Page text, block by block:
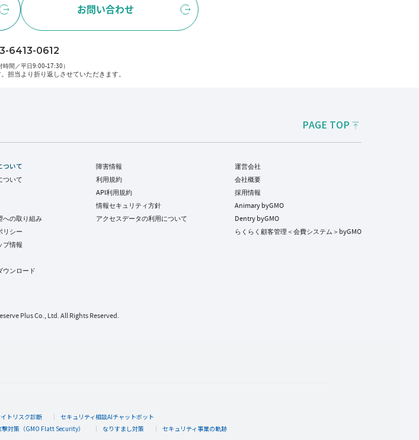
お問い合わせ
6413-0612
時間／平日9:00-17:30）
担当より折り返しさせていただきます。
PAGE TOP
ついて
ついて
への取り組み
リシー
プ情報
ウンロード
障害情報
利用規約
API利用規約
情報セキュリティ方針
アクセスデータの利用について
運営会社
会社概要
採用情報
Animary byGMO
Dentry byGMO
らくらく顧客管理＜会費システム＞byGMO
Plus Co., Ltd. All Rights Reserved.
トリスク診断
セキュリティ相談AIチャットボット
対策（GMO Flatt Security） なりすまし対策 セキュリティ事業の軌跡